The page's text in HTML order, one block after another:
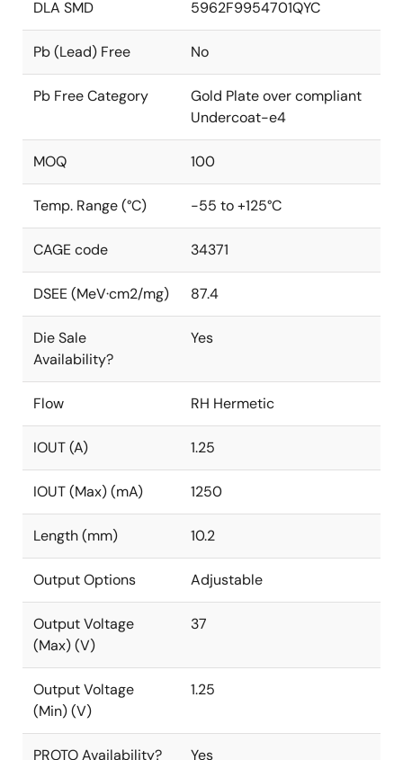
DLA SMD 5962F9954701QYC
Pb (Lead) Free No
Pb Free Category
Gold Plate over compliant
Undercoat-e4
MOQ 100
Temp. Range (°C) -55 to +125°C
CAGE code 34371
DSEE (MeV·cm2/mg) 87.4
Die Sale
Availability?
Yes
Flow RH Hermetic
IOUT (A) 1.25
IOUT (Max) (mA) 1250
Length (mm) 10.2
Output Options Adjustable
Output Voltage
(Max) (V)
37
Output Voltage
(Min) (V)
1.25
PROTO Availability? Yes